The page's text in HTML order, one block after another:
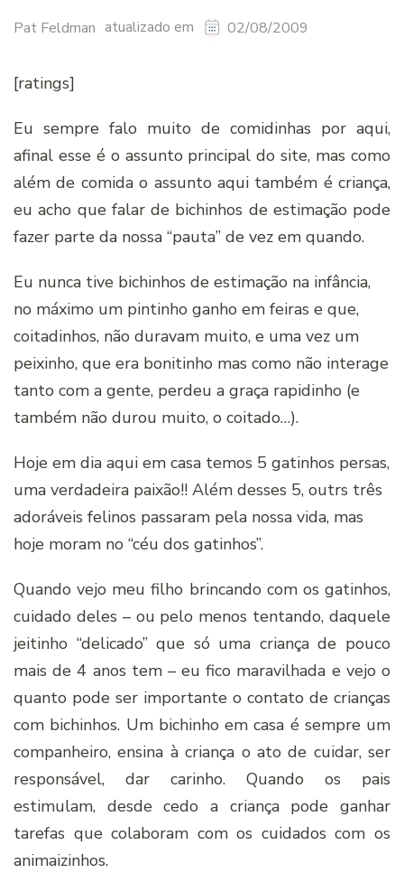
Pat Feldman atualizado em 02/08/2009
[ratings]
Eu sempre falo muito de comidinhas por aqui,
afinal esse é o assunto principal do site, mas como
além de comida o assunto aqui também é criança,
eu acho que falar de bichinhos de estimação pode
fazer parte da nossa “pauta” de vez em quando.
Eu nunca tive bichinhos de estimação na infância,
no máximo um pintinho ganho em feiras e que,
coitadinhos, não duravam muito, e uma vez um
peixinho, que era bonitinho mas como não interage
tanto com a gente, perdeu a graça rapidinho (e
também não durou muito, o coitado…).
Hoje em dia aqui em casa temos 5 gatinhos persas,
uma verdadeira paixão!! Além desses 5, outrs três
adoráveis felinos passaram pela nossa vida, mas
hoje moram no “céu dos gatinhos”.
Quando vejo meu filho brincando com os gatinhos,
cuidado deles – ou pelo menos tentando, daquele
jeitinho “delicado” que só uma criança de pouco
mais de 4 anos tem – eu fico maravilhada e vejo o
quanto pode ser importante o contato de crianças
com bichinhos. Um bichinho em casa é sempre um
companheiro, ensina à criança o ato de cuidar, ser
responsável, dar carinho. Quando os pais
estimulam, desde cedo a criança pode ganhar
tarefas que colaboram com os cuidados com os
animaizinhos.